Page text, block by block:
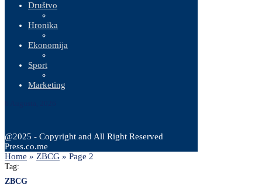
Društvo
Hronika
Ekonomija
Sport
Marketing
@2025 - Copyright and All Right Reserved
Press.co.me
Home » ZBCG » Page 2
Tag:
ZBCG